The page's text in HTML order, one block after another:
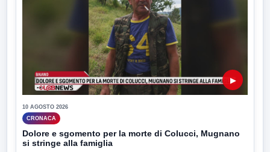
▶
10 AGOSTO 2026
CRONACA
Dolore e sgomento per la morte di Colucci, Mugnano
si stringe alla famiglia